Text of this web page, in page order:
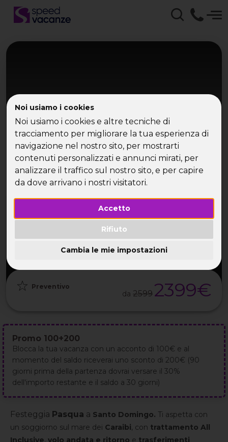
Noi usiamo i cookies
Noi usiamo i cookies e altre tecniche di
tracciamento per migliorare la tua esperienza di
navigazione nel nostro sito, per mostrarti
contenuti personalizzati e annunci mirati, per
analizzare il traffico sul nostro sito, e per capire
da dove arrivano i nostri visitatori.
Accetto
Rifiuto
Cambia le mie impostazioni
Caraibi
Santo Domingo
Caraibi e mare tropicale
27 Mar
Preventivo
da 2599 2399€
Promo 100+200
Blocca la tua vacanza con un acconto di 100€ e al
momento del saldo riceverai uno sconto di 200€ (90
giorni prima della partenza dovrai versare il 30%
dell'importo restante e il saldo a 30 giorni)
Festeggia Pasqua a Santo Domingo. Ti aspetta con
un soggiorno sul mare dei Caraibi, con trattamento All
Inclusive, volo andata e ritorno e trasferimenti